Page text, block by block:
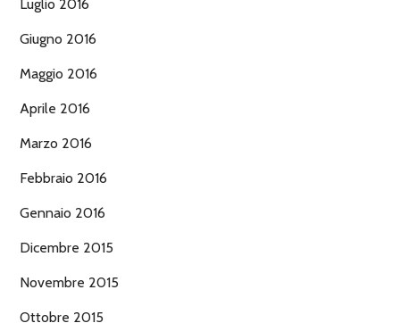
Luglio 2016
Giugno 2016
Maggio 2016
Aprile 2016
Marzo 2016
Febbraio 2016
Gennaio 2016
Dicembre 2015
Novembre 2015
Ottobre 2015